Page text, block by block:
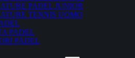
PADEL JUNIOR
TENNIS UOMO
PADEL
PADEL